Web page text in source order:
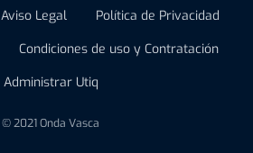
Aviso Legal
Política de Privacidad
Condiciones de uso y Contratación
Administrar Utiq
© 2021 Onda Vasca